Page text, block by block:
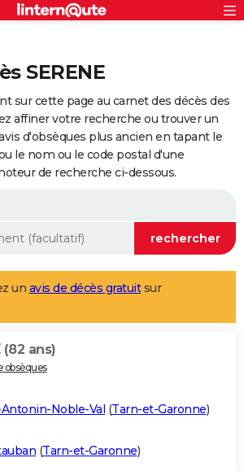
SERENE
sur cette page au carnet des décès des
affiner votre recherche ou trouver un
d'obsèques plus ancien en tapant le
le nom ou le code postal d'une
de recherche ci-dessous.
un avis de décès gratuitsur
(82 ans)
obsèques
Noble-Val (Tarn-et-Garonne)
(Tarn-et-Garonne)